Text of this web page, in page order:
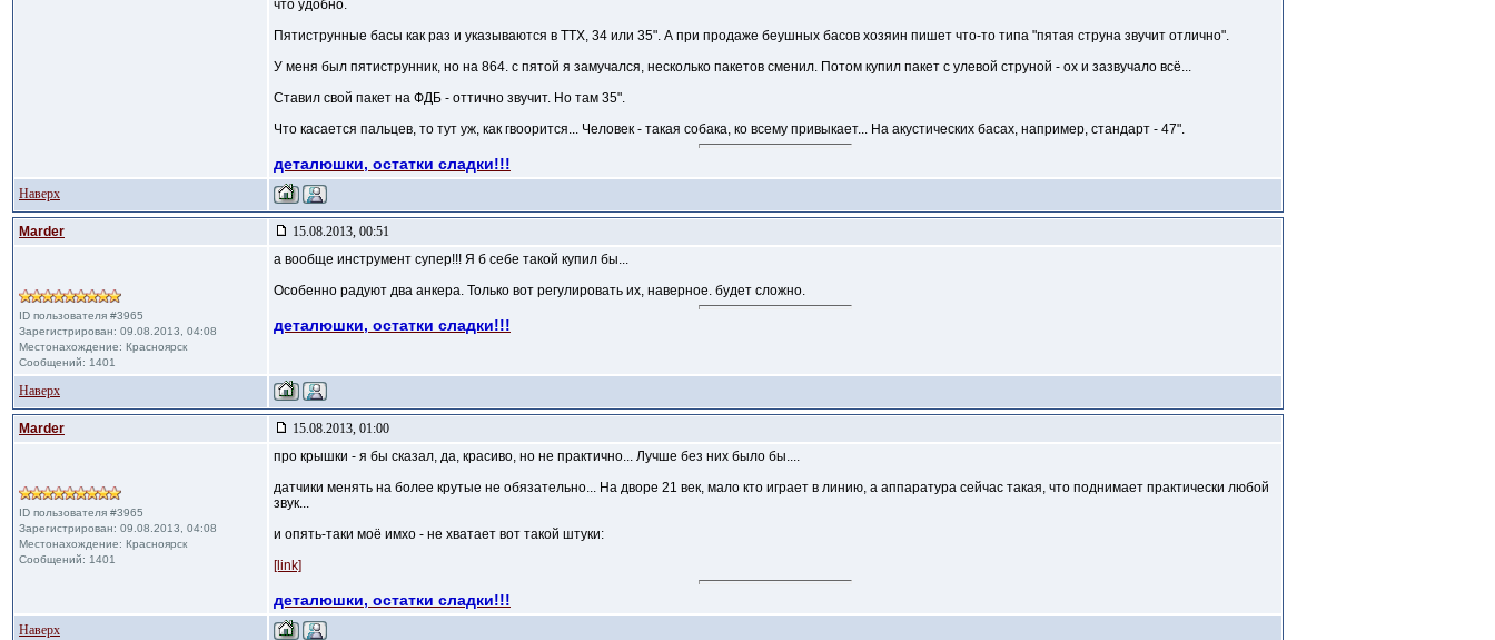
что удобно.
Пятиструнные басы как раз и указываются в ТТХ, 34 или 35". А при продаже беушных басов хозяин пишет что-то типа "пятая струна звучит отлично".
У меня был пятиструнник, но на 864. с пятой я замучался, несколько пакетов сменил. Потом купил пакет с улевой струной - ох и зазвучало всё...
Ставил свой пакет на ФДБ - оттично звучит. Но там 35".
Что касается пальцев, то тут уж, как гвоорится... Человек - такая собака, ко всему привыкает... На акустических басах, например, стандарт - 47".
деталюшки, остатки сладки!!!
Наверх
Marder 15.08.2013, 00:51
ID пользователя #3965
Зарегистрирован: 09.08.2013, 04:08
Местонахождение: Красноярск
Сообщений: 1401
а вообще инструмент супер!!! Я б себе такой купил бы...
Особенно радуют два анкера. Только вот регулировать их, наверное. будет сложно.
деталюшки, остатки сладки!!!
Наверх
Marder 15.08.2013, 01:00
ID пользователя #3965
Зарегистрирован: 09.08.2013, 04:08
Местонахождение: Красноярск
Сообщений: 1401
про крышки - я бы сказал, да, красиво, но не практично... Лучше без них было бы....
датчики менять на более крутые не обязательно... На дворе 21 век, мало кто играет в линию, а аппаратура сейчас такая, что поднимает практически любой
звук...
и опять-таки моё имхо - не хватает вот такой штуки:
[link]
деталюшки, остатки сладки!!!
Наверх